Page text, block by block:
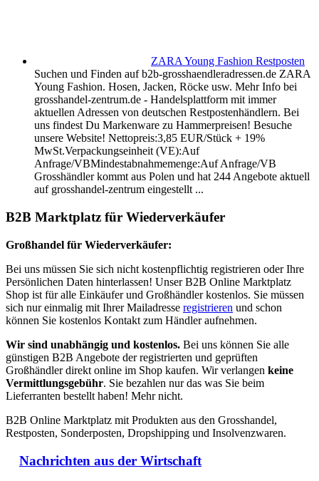
ZARA Young Fashion Restposten
Suchen und Finden auf b2b-grosshaendleradressen.de ZARA
Young Fashion. Hosen, Jacken, Röcke usw. Mehr Info bei
grosshandel-zentrum.de - Handelsplattform mit immer
aktuellen Adressen von deutschen Restpostenhändlern. Bei
uns findest Du Markenware zu Hammerpreisen! Besuche
unsere Website! Nettopreis:3,85 EUR/Stück + 19%
MwSt.Verpackungseinheit (VE):Auf
Anfrage/VBMindestabnahmemenge:Auf Anfrage/VB
Grosshändler kommt aus Polen und hat 244 Angebote aktuell
auf grosshandel-zentrum eingestellt ...
B2B Marktplatz für Wiederverkäufer
Großhandel für Wiederverkäufer:
Bei uns müssen Sie sich nicht kostenpflichtig registrieren oder Ihre
Persönlichen Daten hinterlassen! Unser B2B Online Marktplatz
Shop ist für alle Einkäufer und Großhändler kostenlos. Sie müssen
sich nur einmalig mit Ihrer Mailadresse registrieren und schon
können Sie kostenlos Kontakt zum Händler aufnehmen.
Wir sind unabhängig und kostenlos. Bei uns können Sie alle
günstigen B2B Angebote der registrierten und geprüften
Großhändler direkt online im Shop kaufen. Wir verlangen keine
Vermittlungsgebühr. Sie bezahlen nur das was Sie beim
Lieferranten bestellt haben! Mehr nicht.
B2B Online Marktplatz mit Produkten aus den Grosshandel,
Restposten, Sonderposten, Dropshipping und Insolvenzwaren.
Nachrichten aus der Wirtschaft